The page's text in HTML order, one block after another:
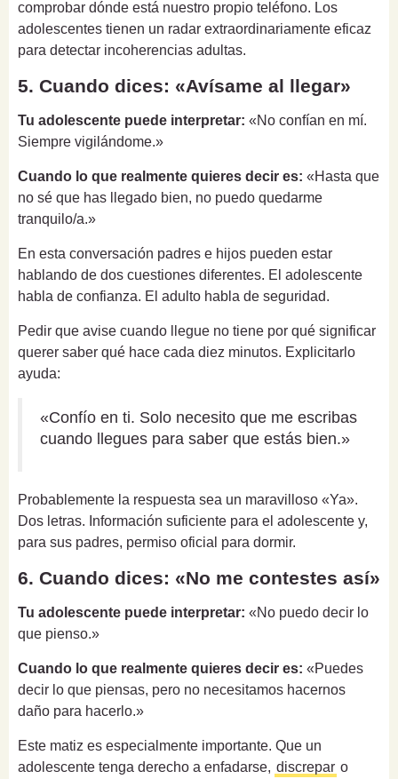
comprobar dónde está nuestro propio teléfono. Los
adolescentes tienen un radar extraordinariamente eficaz
para detectar incoherencias adultas.
5. Cuando dices: «Avísame al llegar»
Tu adolescente puede interpretar: «No confían en mí.
Siempre vigilándome.»
Cuando lo que realmente quieres decir es: «Hasta que
no sé que has llegado bien, no puedo quedarme
tranquilo/a.»
En esta conversación padres e hijos pueden estar
hablando de dos cuestiones diferentes. El adolescente
habla de confianza. El adulto habla de seguridad.
Pedir que avise cuando llegue no tiene por qué significar
querer saber qué hace cada diez minutos. Explicitarlo
ayuda:
«Confío en ti. Solo necesito que me escribas
cuando llegues para saber que estás bien.»
Probablemente la respuesta sea un maravilloso «Ya».
Dos letras. Información suficiente para el adolescente y,
para sus padres, permiso oficial para dormir.
6. Cuando dices: «No me contestes así»
Tu adolescente puede interpretar: «No puedo decir lo
que pienso.»
Cuando lo que realmente quieres decir es: «Puedes
decir lo que piensas, pero no necesitamos hacernos
daño para hacerlo.»
Este matiz es especialmente importante. Que un
adolescente tenga derecho a enfadarse, discrepar o